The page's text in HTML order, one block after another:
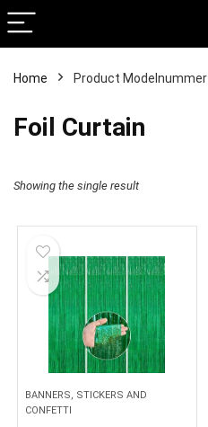
Home Product Modelnummer
‎Foil Curtain
Showing the single result
BANNERS, STICKERS AND
CONFETTI